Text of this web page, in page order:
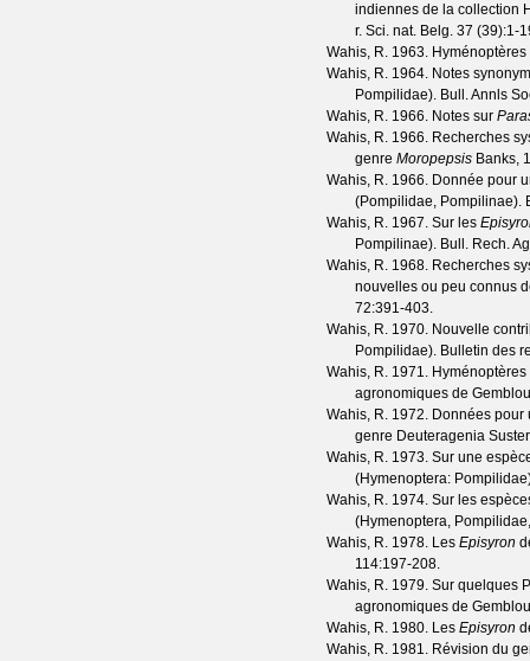
indiennes de la collection
r. Sci. nat. Belg. 37 (39):1-
Wahis, R. 1963.
Wahis, R. 1964. Notes
Pompilidae). Bull. Annls
Wahis, R. 1966. Notes sur
Wahis, R. 1966. Recherches
genre Moropepsis Banks,
Wahis, R. 1966. Donnée pour
(Pompilidae, Pompilinae).
Wahis, R. 1967. Sur les
Pompilinae). Bull. Rech.
Wahis, R. 1968. Recherches
nouvelles ou peu connus
72:391-403.
Wahis, R. 1970. Nouvelle
Pompilidae). Bulletin des
Wahis, R. 1971.
agronomiques de
Wahis, R. 1972. Données pour
genre Deuteragenia
Wahis, R. 1973. Sur une
(Hymenoptera:
Wahis, R. 1974. Sur les
(Hymenoptera,
Wahis, R. 1978. Les Episyron
114:197-208.
Wahis, R. 1979. Sur quelques
agronomiques de
Wahis, R. 1980. Les Episyron
Wahis, R. 1981. Révision du